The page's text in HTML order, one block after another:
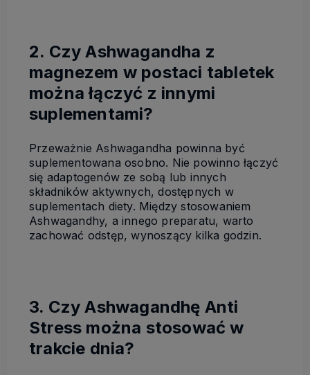
2. Czy Ashwagandha z
magnezem w postaci tabletek
można łączyć z innymi
suplementami?
Przeważnie Ashwagandha powinna być
suplementowana osobno. Nie powinno łączyć
się adaptogenów ze sobą lub innych
składników aktywnych, dostępnych w
suplementach diety. Między stosowaniem
Ashwagandhy, a innego preparatu, warto
zachować odstęp, wynoszący kilka godzin.
3. Czy Ashwagandhę Anti
Stress można stosować w
trakcie dnia?